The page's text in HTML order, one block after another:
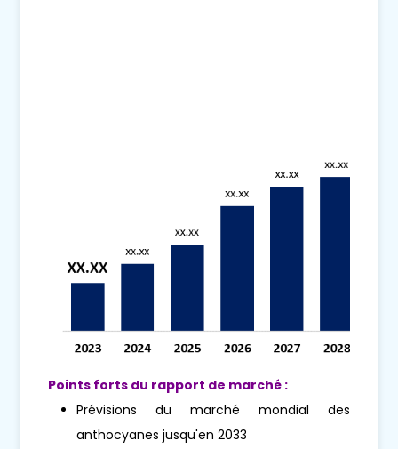
Points forts du rapport de marché :
Prévisions du marché mondial des
anthocyanes jusqu'en 2033